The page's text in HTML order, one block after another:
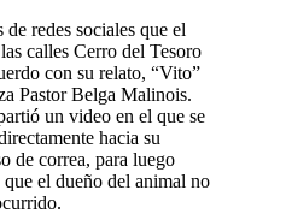
redes sociales que el
calles Cerro del Tesoro
con su relato, “Vito”
Pastor Belga Malinois.
un video en el que se
hacia su
de correa, para luego
el dueño del animal no